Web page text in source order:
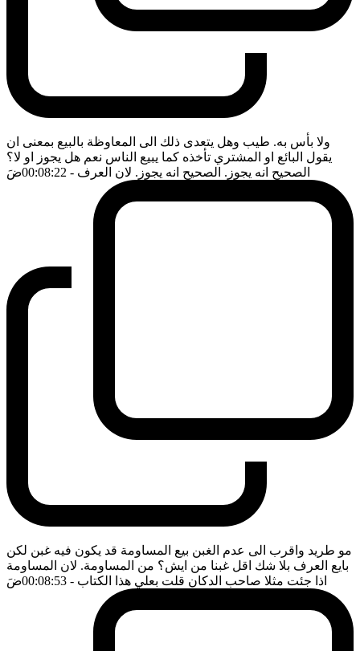
ولا بأس به. طيب وهل يتعدى ذلك الى المعاوظة بالبيع بمعنى ان
يقول البائع او المشتري تأخذه كما يبيع الناس نعم هل يجوز او لا؟
الصحيح انه يجوز. الصحيح انه يجوز. لان العرف - 00:08:22 ضَ
مو طريد واقرب الى عدم الغبن بيع المساومة قد يكون فيه غبن لكن
بايع العرف بلا شك اقل غبنا من ايش؟ من المساومة. لان المساومة
اذا جئت مثلا صاحب الدكان قلت بعلي هذا الكتاب - 00:08:53 ضَ